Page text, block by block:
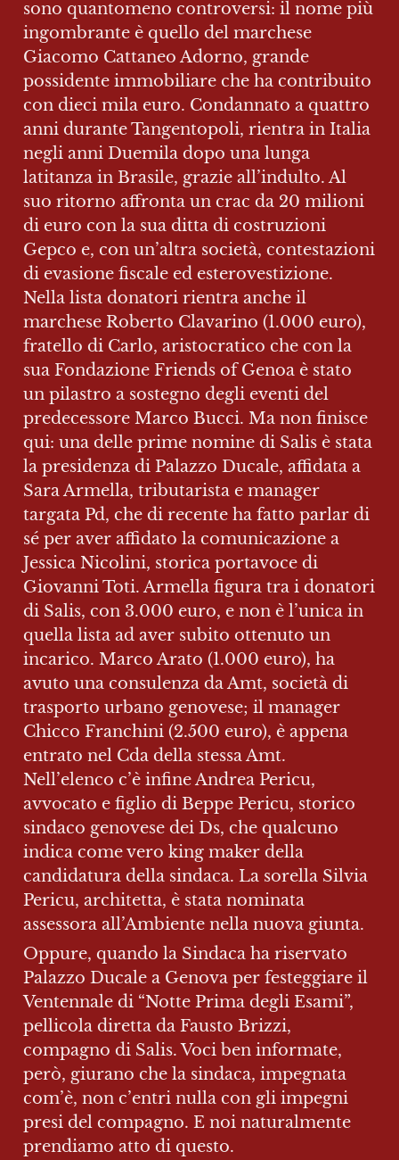
sono quantomeno controversi: il nome più
ingombrante è quello del marchese
Giacomo Cattaneo Adorno, grande
possidente immobiliare che ha contribuito
con dieci mila euro. Condannato a quattro
anni durante Tangentopoli, rientra in Italia
negli anni Duemila dopo una lunga
latitanza in Brasile, grazie all’indulto. Al
suo ritorno affronta un crac da 20 milioni
di euro con la sua ditta di costruzioni
Gepco e, con un’altra società, contestazioni
di evasione fiscale ed esterovestizione.
Nella lista donatori rientra anche il
marchese Roberto Clavarino (1.000 euro),
fratello di Carlo, aristocratico che con la
sua Fondazione Friends of Genoa è stato
un pilastro a sostegno degli eventi del
predecessore Marco Bucci. Ma non finisce
qui: una delle prime nomine di Salis è stata
la presidenza di Palazzo Ducale, affidata a
Sara Armella, tributarista e manager
targata Pd, che di recente ha fatto parlar di
sé per aver affidato la comunicazione a
Jessica Nicolini, storica portavoce di
Giovanni Toti. Armella figura tra i donatori
di Salis, con 3.000 euro, e non è l’unica in
quella lista ad aver subito ottenuto un
incarico. Marco Arato (1.000 euro), ha
avuto una consulenza da Amt, società di
trasporto urbano genovese; il manager
Chicco Franchini (2.500 euro), è appena
entrato nel Cda della stessa Amt.
Nell’elenco c’è infine Andrea Pericu,
avvocato e figlio di Beppe Pericu, storico
sindaco genovese dei Ds, che qualcuno
indica come vero king maker della
candidatura della sindaca. La sorella Silvia
Pericu, architetta, è stata nominata
assessora all’Ambiente nella nuova giunta.
Oppure, quando la Sindaca ha riservato
Palazzo Ducale a Genova per festeggiare il
Ventennale di “Notte Prima degli Esami”,
pellicola diretta da Fausto Brizzi,
compagno di Salis. Voci ben informate,
però, giurano che la sindaca, impegnata
com’è, non c’entri nulla con gli impegni
presi del compagno. E noi naturalmente
prendiamo atto di questo.